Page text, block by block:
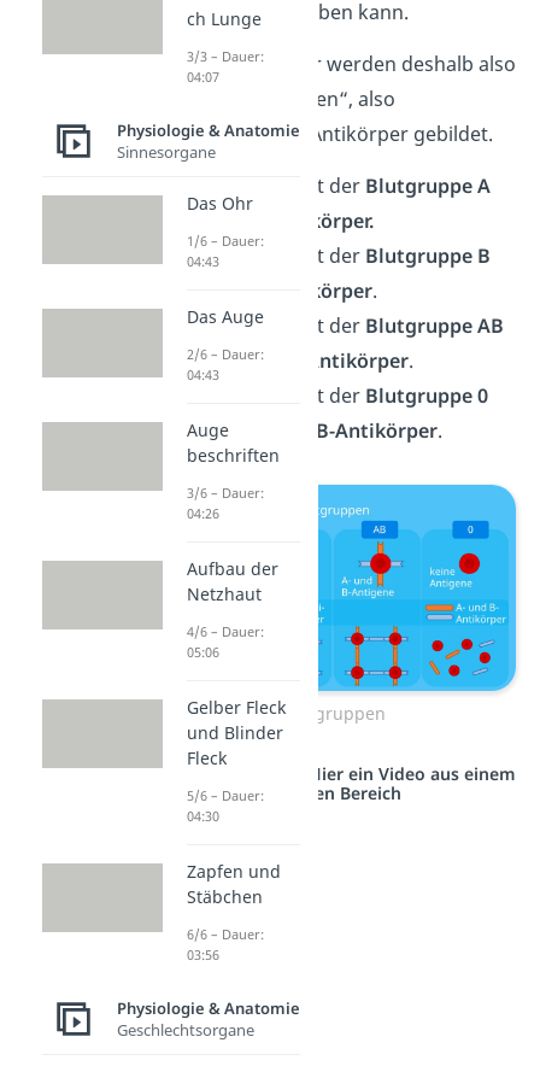
tödliche Folgen haben kann.
Im eigenen Körper werden deshalb also
immer die „richtigen“, also
gegensätzlichen, Antikörper gebildet.
Ein Mensch mit der Blutgruppe A
B-Antikörper.
Ein Mensch mit der Blutgruppe B
A-Antikörper.
Ein Mensch mit der Blutgruppe AB
besitztkeine Antikörper.
Ein Mensch mit der Blutgruppe 0
besitzt
B-Antikörper.
Blutgruppen
Studyflix vernetzt: Hier ein Video aus einem
anderen Bereich
ch Lunge
3/3 – Dauer:
04:07
Physiologie & Anatomie
Sinnesorgane
Das Ohr
1/6 – Dauer:
04:43
Das Auge
2/6 – Dauer:
04:43
Auge
beschriften
3/6 – Dauer:
04:26
Aufbau der
Netzhaut
4/6 – Dauer:
05:06
Gelber Fleck
und Blinder
Fleck
5/6 – Dauer:
04:30
Zapfen und
Stäbchen
6/6 – Dauer:
03:56
Physiologie & Anatomie
Geschlechtsorgane